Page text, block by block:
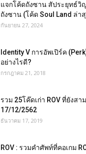
แจกโค้ดถังซาน สัประยุทธ์วิ
ถังซาน (โค้ด Soul Land ล่า
กันยายน 27, 2024
Identity V การอัพเปิร์ค
อย่างไรดี?
กรกฎาคม 21, 2018
รวม 25โค๊ดเก่า ROV ที่ยังสา
17/12/2562
ธันวาคม 17, 2019
ROV : รวมคำศัพท์ที่คอเกม